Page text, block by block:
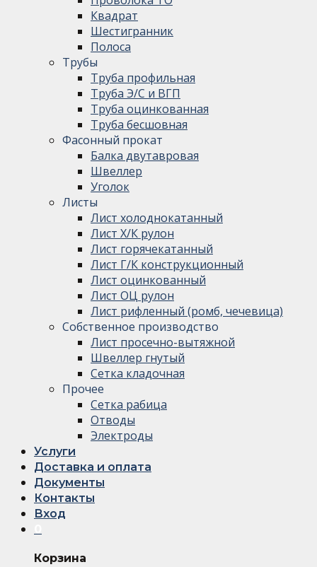
Квадрат
Шестигранник
Полоса
Трубы
Труба профильная
Труба Э/С и ВГП
Труба оцинкованная
Труба бесшовная
Фасонный прокат
Балка двутавровая
Швеллер
Уголок
Листы
Лист холоднокатанный
Лист Х/К рулон
Лист горячекатанный
Лист Г/К конструкционный
Лист оцинкованный
Лист ОЦ рулон
Лист рифленный (ромб, чечевица)
Собственное производство
Лист просечно-вытяжной
Швеллер гнутый
Сетка кладочная
Прочее
Сетка рабица
Отводы
Электроды
Услуги
Доставка и оплата
Документы
Контакты
Вход
Корзина